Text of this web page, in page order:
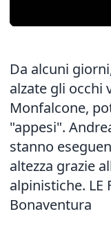
Da alcuni
alzate gli occhi
Monfalcone,
"appesi".
stanno
altezza grazie
alpinistiche. LE
Bonaventura